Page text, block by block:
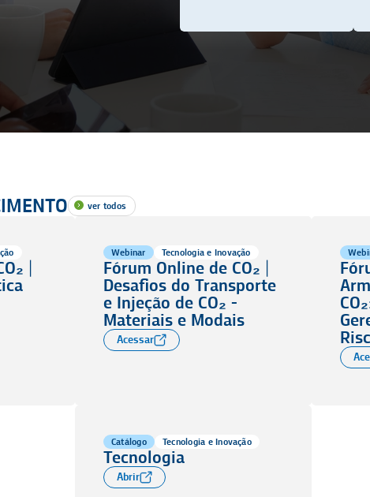
ver todos
|
Webinar Tecnologia e Inovação
Fórum Online de CO₂ |
Desafios do Transporte
e Injeção de CO₂ -
Materiais e Modais
Acessar
Catálogo Tecnologia e Inovação
Tecnologia
Abrir